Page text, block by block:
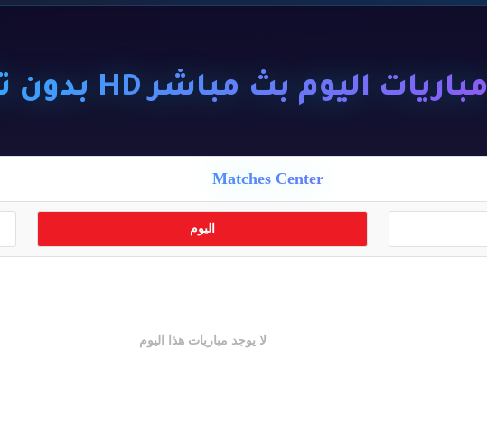
مباريات اليوم بث مباشر HD بدون تقطيع
Matches Center
اليوم
لا يوجد مباريات هذا اليوم